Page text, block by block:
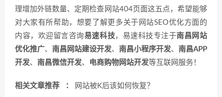
理增加外链数量、定期检查网站404页面这五点，希望能够
对大家有所帮助，想要了解更多关于网站SEO优化方面的
内容，欢迎留言咨询易速科技，易速科技专注于南昌网站
优化推广、 南昌网站建设开发、 南昌小程序开发、 南昌APP
开发、 南昌微信开发、 电商购物网站开发等互联网服务！
相关文章推荐 ： 网站被K后该如何恢复？